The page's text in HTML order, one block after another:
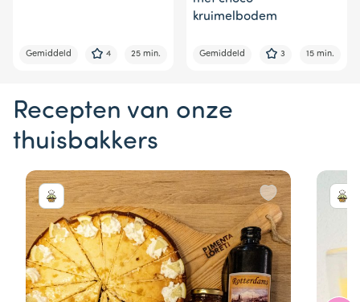
Gemiddeld 4 25 min.
kruimelbodem
Gemiddeld 3 15 min.
Recepten van onze
thuisbakkers